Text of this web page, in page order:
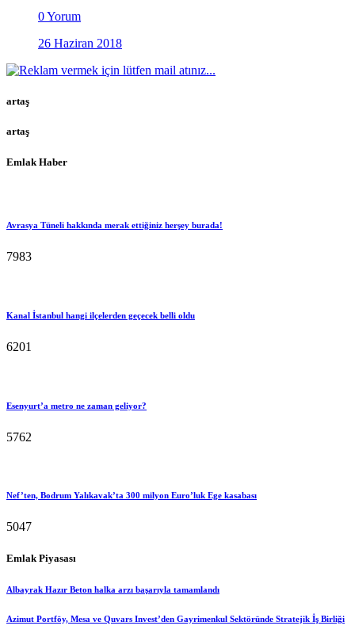
0 Yorum
26 Haziran 2018
artaş
artaş
Emlak Haber
Avrasya Tüneli hakkında merak ettiğiniz herşey burada!
7983
Kanal İstanbul hangi ilçelerden geçecek belli oldu
6201
Esenyurt’a metro ne zaman geliyor?
5762
Nef’ten, Bodrum Yalıkavak’ta 300 milyon Euro’luk Ege kasabası
5047
Emlak Piyasası
Albayrak Hazır Beton halka arzı başarıyla tamamlandı
Azimut Portföy, Mesa ve Quvars Invest’den Gayrimenkul Sektöründe Stratejik İş Birliği